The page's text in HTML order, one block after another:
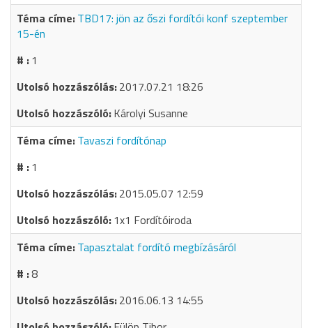
TBD17: jön az őszi fordítói konf szeptember
15-én
1
2017.07.21 18:26
Károlyi Susanne
Tavaszi fordítónap
1
2015.05.07 12:59
1x1 Fordítóiroda
Tapasztalat fordító megbízásáról
8
2016.06.13 14:55